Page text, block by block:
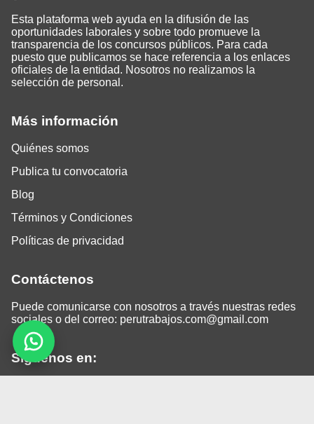
Más información
Quiénes somos
Publica tu convocatoria
Blog
Términos y Condiciones
Políticas de privacidad
Contáctenos
Puede comunicarse con nosotros a través nuestras redes
sociales o del correo: perutrabajos.com@gmail.com
Siguenos en:
Esta plataforma web ayuda en la difusión de las
oportunidades laborales y sobre todo promueve la
transparencia de los concursos públicos. Para cada
puesto que publicamos se hace referencia a los enlaces
oficiales de la entidad. Nosotros no realizamos la
selección de personal.